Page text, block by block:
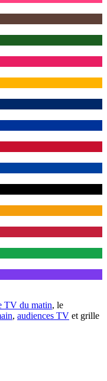
TV du matin, le
, audiences TV et grille